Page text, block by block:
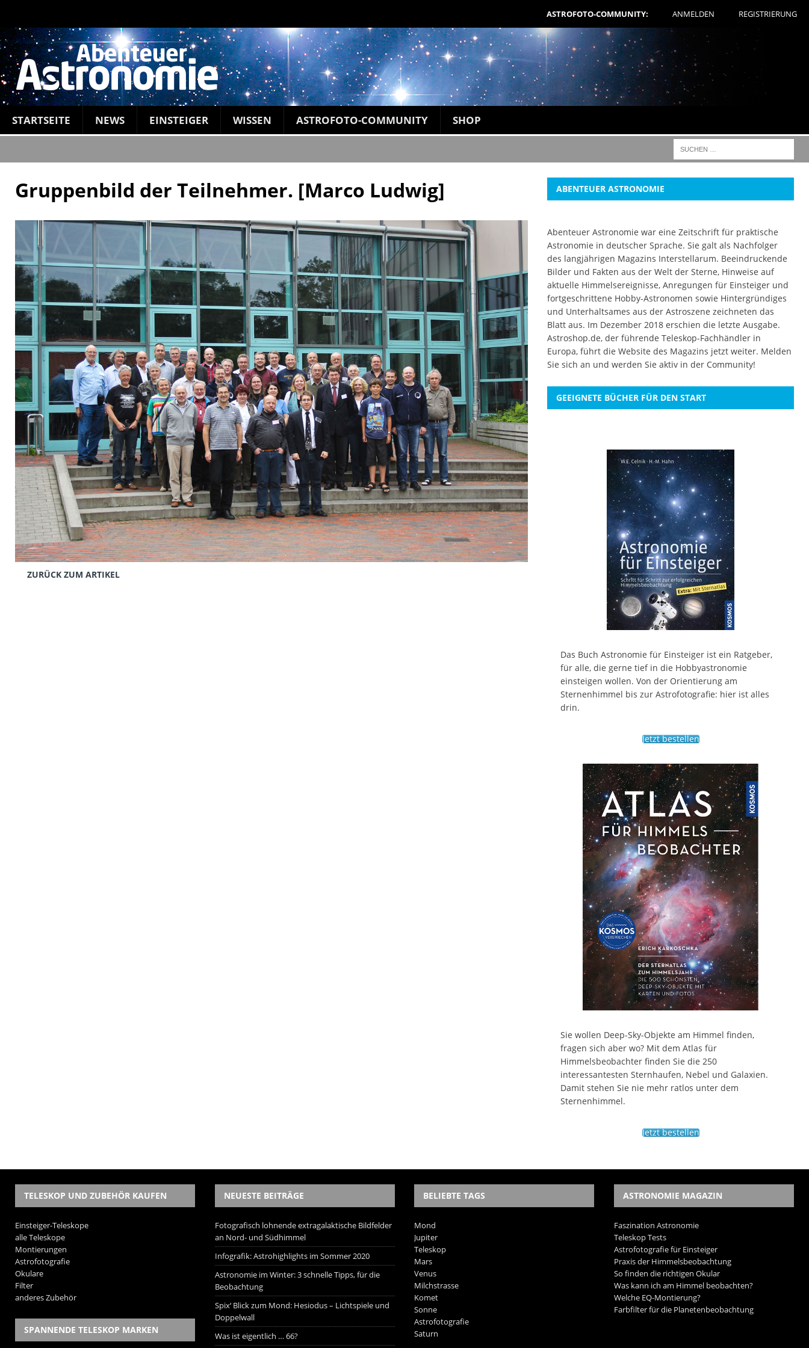
ASTROFOTO-COMMUNITY: ANMELDEN REGISTRIERUNG
STARTSEITE NEWS EINSTEIGER WISSEN ASTROFOTO-COMMUNITY SHOP
Gruppenbild der Teilnehmer. [Marco Ludwig]
ZURÜCK ZUM ARTIKEL
ABENTEUER ASTRONOMIE
Abenteuer Astronomie war eine Zeitschrift für praktische
Astronomie in deutscher Sprache. Sie galt als Nachfolger
des langjährigen Magazins Interstellarum. Beeindruckende
Bilder und Fakten aus der Welt der Sterne, Hinweise auf
aktuelle Himmelsereignisse, Anregungen für Einsteiger und
fortgeschrittene Hobby-Astronomen sowie Hintergründiges
und Unterhaltsames aus der Astroszene zeichneten das
Blatt aus. Im Dezember 2018 erschien die letzte Ausgabe.
Astroshop.de, der führende Teleskop-Fachhändler in
Europa, führt die Website des Magazins jetzt weiter. Melden
Sie sich an und werden Sie aktiv in der Community!
GEEIGNETE BÜCHER FÜR DEN START
Das Buch Astronomie für Einsteiger ist ein Ratgeber,
für alle, die gerne tief in die Hobbyastronomie
einsteigen wollen. Von der Orientierung am
Sternenhimmel bis zur Astrofotografie: hier ist alles
drin.
Jetzt bestellen
Sie wollen Deep-Sky-Objekte am Himmel finden,
fragen sich aber wo? Mit dem Atlas für
Himmelsbeobachter finden Sie die 250
interessantesten Sternhaufen, Nebel und Galaxien.
Damit stehen Sie nie mehr ratlos unter dem
Sternenhimmel.
Jetzt bestellen
TELESKOP UND ZUBEHÖR KAUFEN
Einsteiger-Teleskope
alle Teleskope
Montierungen
Astrofotografie
Okulare
Filter
anderes Zubehör
SPANNENDE TELESKOP MARKEN
NEUESTE BEITRÄGE
Fotografisch lohnende extragalaktische Bildfelder
an Nord- und Südhimmel
Infografik: Astrohighlights im Sommer 2020
Astronomie im Winter: 3 schnelle Tipps, für die
Beobachtung
Spix‘ Blick zum Mond: Hesiodus – Lichtspiele und
Doppelwall
Was ist eigentlich … 66?
BELIEBTE TAGS
Mond
Jupiter
Teleskop
Mars
Venus
Milchstrasse
Komet
Sonne
Astrofotografie
Saturn
ASTRONOMIE MAGAZIN
Faszination Astronomie
Teleskop Tests
Astrofotografie für Einsteiger
Praxis der Himmelsbeobachtung
So finden die richtigen Okular
Was kann ich am Himmel beobachten?
Welche EQ-Montierung?
Farbfilter für die Planetenbeobachtung